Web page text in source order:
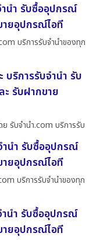
ำนำ รับซื้ออุปกรณ์
ายอุปกรณ์ไอที
บริการรับจำนำของทุก
ริการรับจำนำ รับ
รับฝากขาย
รับจํานํา.com บริการรับ
ำนำ รับซื้ออุปกรณ์
ายอุปกรณ์ไอที
บริการรับจำนำของทุก
ำนำ รับซื้ออุปกรณ์
ายอุปกรณ์ไอที